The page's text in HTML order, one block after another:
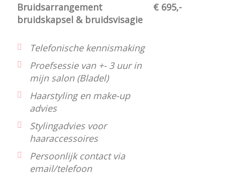
Bruidsarrangement
bruidskapsel & bruidsvisagie
€ 695,-
Telefonische kennismaking
Proefsessie van +- 3 uur in
mijn salon (Bladel)
Haarstyling en make-up
advies
Stylingadvies voor
haaraccessoires
Persoonlijk contact via
email/telefoon